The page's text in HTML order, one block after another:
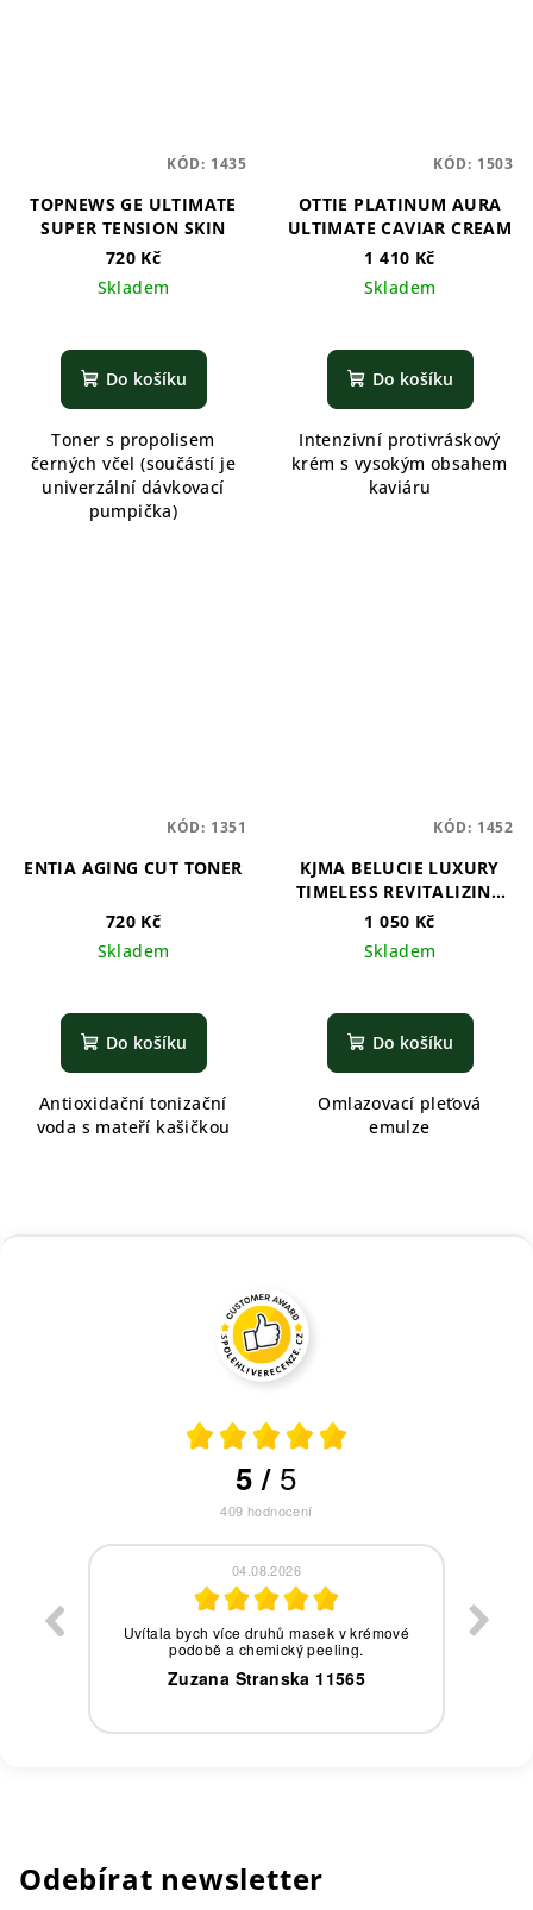
TOPNEWS GE ULTIMATE
SUPER TENSION SKIN
720 Kč
Skladem
Do košíku
Toner s propolisem
černých včel (součástí je
univerzální dávkovací
pumpička)
KÓD: 1435
OTTIE PLATINUM AURA
ULTIMATE CAVIAR CREAM
1 410 Kč
Skladem
Do košíku
Intenzivní protivráskový
krém s vysokým obsahem
kaviáru
KÓD: 1503
ENTIA AGING CUT TONER
720 Kč
Skladem
Do košíku
Antioxidační tonizační
voda s mateří kašičkou
KÓD: 1351
KJMA BELUCIE LUXURY
TIMELESS REVITALIZING
EMULSION
1 050 Kč
Skladem
Do košíku
Omlazovací pleťová
emulze
KÓD: 1452
5/ 5
409 hodnocení
04.08.2026
Uvítala bych více druhů masek v krémové
podobě a chemický peeling.
Zuzana Stranska 11565
Odebírat newsletter